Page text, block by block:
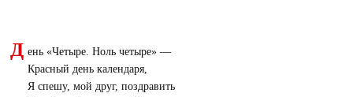
Д ень «Четыре. Ноль четыре» —
Красный день календаря,
Я спешу, мой друг, поздравить